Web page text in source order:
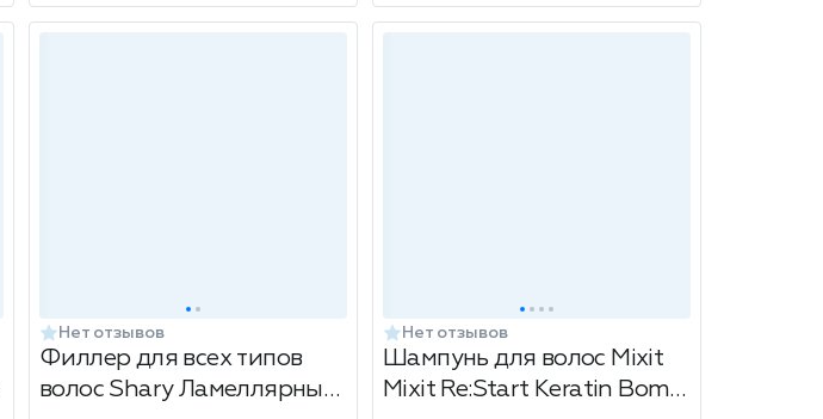
Нет отзывов
Филлер для всех типов
волос Shary Ламеллярный,
Нет отзывов
Шампунь для волос Mixit
Mixit Re:Start Keratin Bomb,